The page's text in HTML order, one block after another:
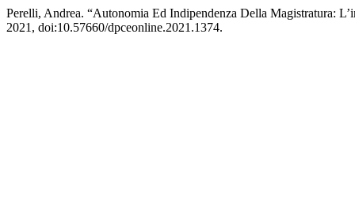
Perelli, Andrea. “Autonomia Ed Indipendenza Della Magistratura:
2021, doi:10.57660/dpceonline.2021.1374.